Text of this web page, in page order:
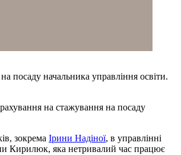
посаду начальника управління освіти.
на стажування на посаду
зокрема Ірини Надіної, в управлінні
Кирилюк, яка нетривалий час працює